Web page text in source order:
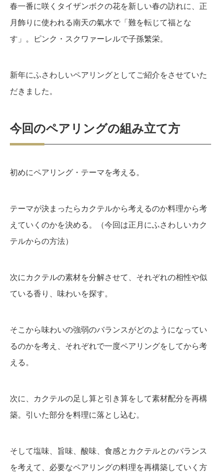
春一番に咲くタイザンボクの花を新しい春の訪れに、正
月飾りに使われる南天の氣水で「難を転じて福とな
す」。ピンク・スクワァーレルで子孫繁栄。
新年にふさわしいペアリングとしてご紹介をさせていた
だきました。
今回のペアリングの組み立て方
初めにペアリング・テーマを考える。
テーマが決まったらカクテルから考えるのか料理から考
えていくのかを決める。（今回は正月にふさわしいカク
テルからの方法）
次にカクテルの素材を分解させて、それぞれの相性や似
ている香り、味わいを探す。
そこから味わいの強弱のバランスがどのようになってい
るのかを考え、それぞれで一度ペアリングをしてから考
える。
次に、カクテルの足し算と引き算をして素材配分を再構
築。引いた部分を料理に落とし込む。
そして塩味、旨味、酸味、食感とカクテルとのバランス
を考えて、必要なペアリングの料理を再構築していく方